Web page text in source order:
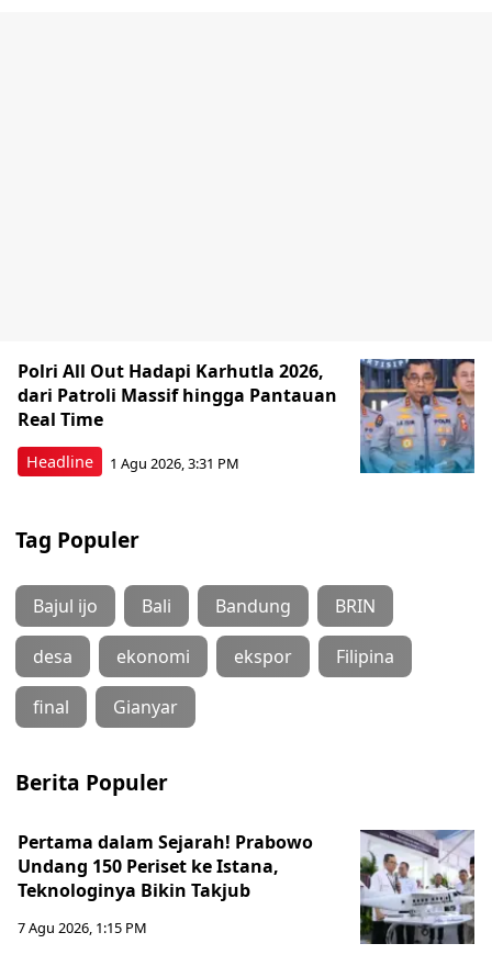
Headline
Polri All Out Hadapi Karhutla 2026,
dari Patroli Massif hingga Pantauan
Real Time
1 Agu 2026, 3:31 PM
Tag Populer
Bajul ijo Bali Bandung BRIN
desa ekonomi ekspor Filipina
final Gianyar
Berita Populer
Pertama dalam Sejarah! Prabowo
Undang 150 Periset ke Istana,
Teknologinya Bikin Takjub
7 Agu 2026, 1:15 PM